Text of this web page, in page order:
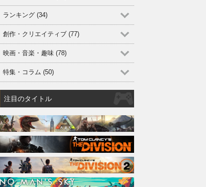
ランキング (34)
創作・クリエイティブ (77)
映画・音楽・趣味 (78)
特集・コラム (50)
注目のタイトル